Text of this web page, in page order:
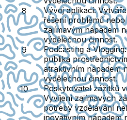
Vývoj aplikací:
řešení problémů
zajímavým nápadem
výdělečnou činnost.
Podcasting a Vlogging
publika
atraktivním nápadem
výdělečnou činnost.
Poskytovatel zážitků
Vyvíjení zajímavých
potřeby vzdělávání
inovativním nápadem